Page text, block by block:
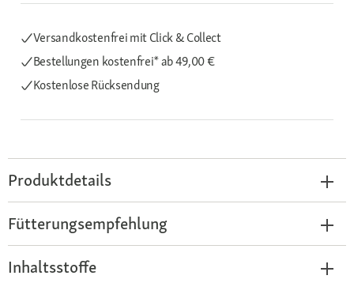
Versandkostenfrei mit Click & Collect
Bestellungen kostenfrei*ab 49,00 €
Kostenlose Rücksendung
Produktdetails
Fütterungsempfehlung
Inhaltsstoffe